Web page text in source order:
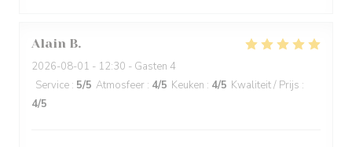
Alain B
2026-08-01 - 12:30 - Gasten 4
Service : 5/5 Atmosfeer : 4/5 Keuken : 4/5 Kwaliteit / Prijs :
4/5